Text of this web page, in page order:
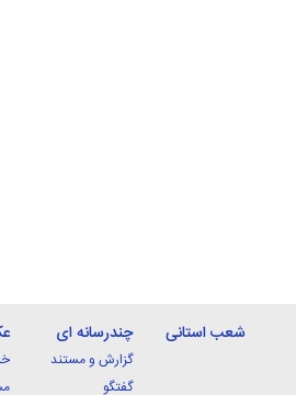
شعب استانی چندرسانه ای
گزارش و مستند
گفتگو